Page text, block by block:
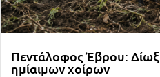
Πεντάλοφος Έβρου:
ημίαιμων χοίρων